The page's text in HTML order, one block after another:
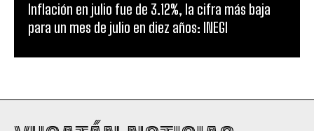
Inflación en julio fue de 3.12%, la cifra más baja
para un mes de julio en diez años: INEGI